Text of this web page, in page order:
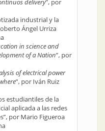
delivery”, por
industrial y la
Ángel Urriza
in science and
of a Nation”, por
of electrical power
”, por Iván Ruiz
estudiantiles de la
aplicada a las redes
por Mario Figueroa